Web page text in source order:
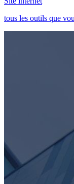
tous les outils que